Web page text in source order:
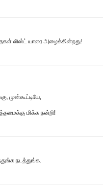
லிஸ்ட் யாரை அழைக்கின்றது!
முன்கூட்டியே,
மிக்க நன்றி!
நடத்துங்க.